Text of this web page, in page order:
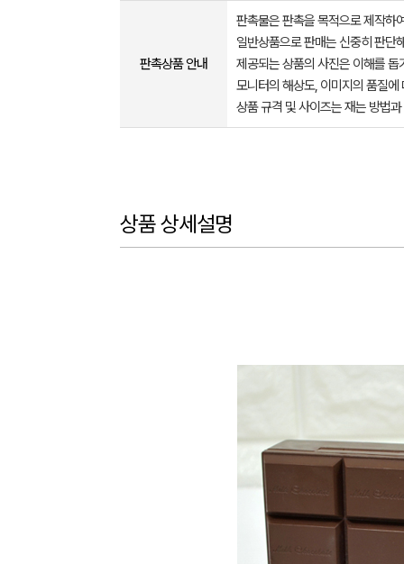
판촉상품 안내
판촉물은 판촉을 목적으로 제작하
일반상품으로 판매는 신중히 판단
제공되는 상품의 사진은 이해를
모니터의 해상도, 이미지의 품질
상품 규격 및 사이즈는 재는 방법
상품 상세설명